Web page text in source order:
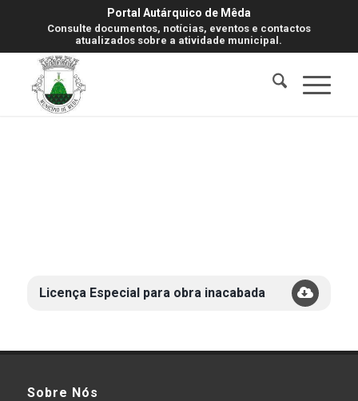
Portal Autárquico de Mêda
Consulte documentos, notícias, eventos e contactos
atualizados sobre a atividade municipal.
Licença Especial para obra inacabada
Sobre Nós